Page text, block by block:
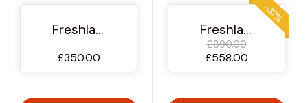
Freshlabels.cz
£350.00
Freshlabels.cz
£890.00
£558.00
-37%